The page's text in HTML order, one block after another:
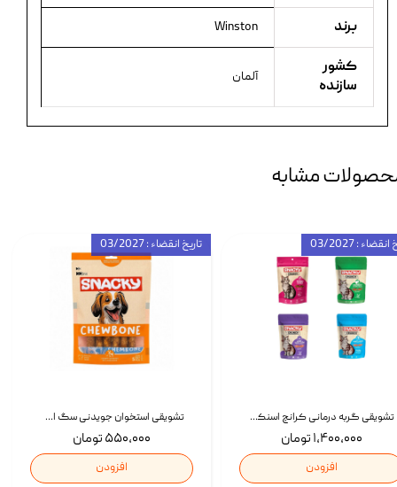
برند Winston
کشور
سازنده
آلمان
مشابه
تشویقی استخوان جویدنی سگ اسنکی کرانچی با طعم مرغ Snacky Crunchy Munchy وزن 100 گرم
۵۵۰,۰۰۰ تومان
افزودن
تاریخ انقضاء : 03/2027
تشویقی گربه درمانی کرانچ اسنکی با طعم میکس Snacky Crunch Cat Treats وزن 60 گرم بسته 4 عددی
۱,۴۰۰,۰۰۰ تومان
افزودن
: 03/2027